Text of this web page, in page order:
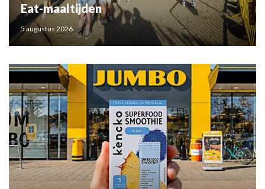
Eat-maaltijden
5 augustus 2026